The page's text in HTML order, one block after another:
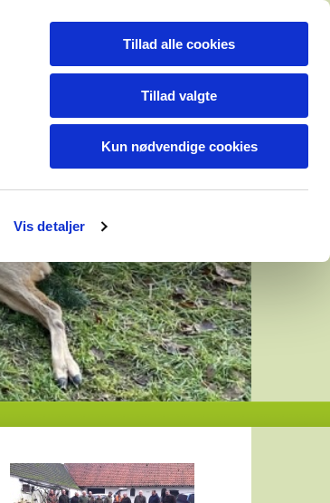
Vis detaljer
Tillad alle cookies
Tillad valgte
Kun nødvendige cookies